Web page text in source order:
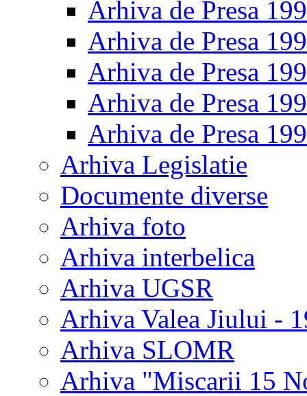
Arhiva de Presa
Arhiva de Presa
Arhiva de Presa
Arhiva de Presa
Arhiva de Presa
Arhiva Legislatie
Documente diverse
Arhiva foto
Arhiva interbelica
Arhiva UGSR
Arhiva Valea Jiului -
Arhiva SLOMR
Arhiva "Miscarii 15